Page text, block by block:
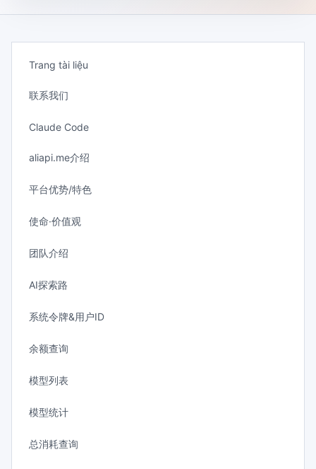
Trang tài liệu
联系我们
Claude Code
aliapi.me介绍
平台优势/特色
使命·价值观
团队介绍
AI探索路
系统令牌&用户ID
余额查询
模型列表
模型统计
总消耗查询